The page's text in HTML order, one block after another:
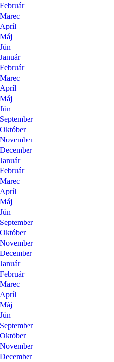
Február
Marec
Apríl
Máj
Jún
Január
Február
Marec
Apríl
Máj
Jún
September
Október
November
December
Január
Február
Marec
Apríl
Máj
Jún
September
Október
November
December
Január
Február
Marec
Apríl
Máj
Jún
September
Október
November
December